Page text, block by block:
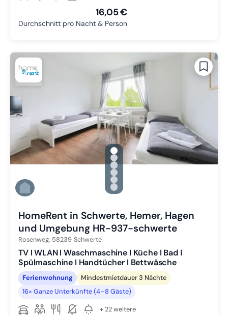
16,05 €
Durchschnitt pro Nacht & Person
gallery.slide_selector
Zu Slide 1 wechseln
Zu Slide 2 wechseln
Zu Slide 3 wechseln
Zu Slide 4 wechseln
Zu Slide 5 wechseln
Zu Slide 6 wechseln
HomeRent in Schwerte, Hemer, Hagen
und Umgebung HR-937-schwerte
Rosenweg, 58239 Schwerte
TV I WLAN I Waschmaschine I Küche I Bad I
Spülmaschine I Handtücher I Bettwäsche
Ferienwohnung
Mindestmietdauer 3 Nächte
16× Ganze Unterkünfte (4–8 Gäste)
+ 22 weitere